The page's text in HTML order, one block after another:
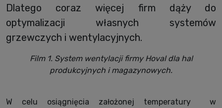
Dlatego coraz więcej firm dąży do
optymalizacji własnych systemów
grzewczych i wentylacyjnych.
Film 1. System wentylacji firmy Hoval dla hal
produkcyjnych i magazynowych.
W celu osiągnięcia założonej temperatury w